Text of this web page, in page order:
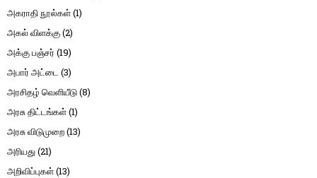
அகராதி நூல்கள்(1)
அகல் விளக்கு(2)
அக்கு பஞ்சர் (19)
அபார் அட்டை (3)
அரசிதழ் வெளியீடு(8)
அரசு திட்டங்கள்(1)
அரசு விடுமுறை(13)
அரியது(21)
அறிவிப்புகள்(13)